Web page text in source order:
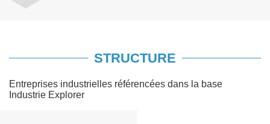
STRUCTURE
Entreprises industrielles référencées dans la base
Industrie Explorer